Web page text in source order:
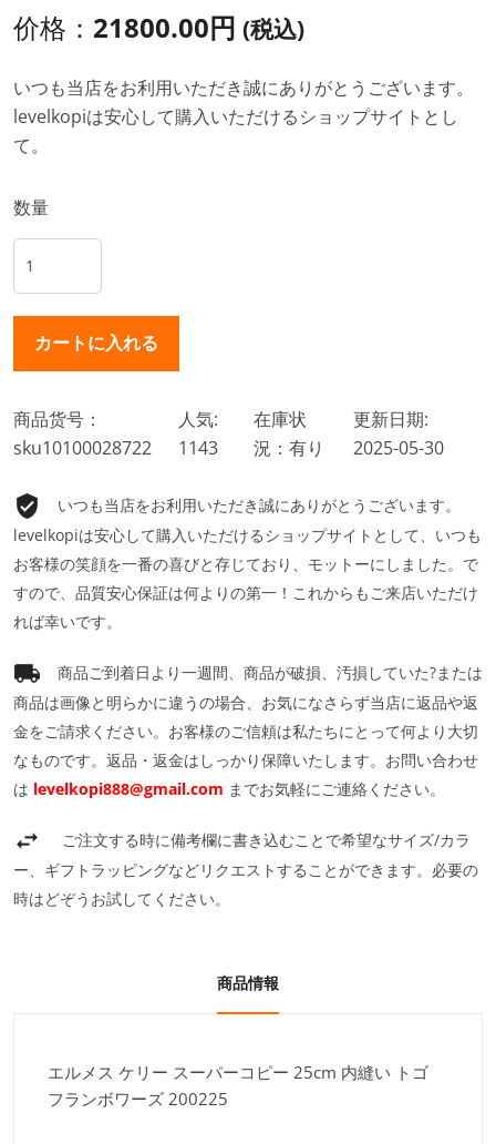
价格： 21800.00円 (税込)
いつも当店をお利用いただき誠にありがとうございます。
levelkopiは安心して購入いただけるショップサイトとし
て。
数量
商品货号：
sku10100028722
人気:
1143
在庫状
況：有り
更新日期:
2025-05-30
いつも当店をお利用いただき誠にありがとうございます。
levelkopiは安心して購入いただけるショップサイトとして、いつも
お客様の笑顔を一番の喜びと存じており、モットーにしました。で
すので、品質安心保証は何よりの第一！これからもご来店いただけ
れば幸いです。
商品ご到着日より一週間、商品が破損、汚損していた?または
商品は画像と明らかに違うの場合、お気になさらず当店に返品や返
金をご請求ください。お客様のご信頼は私たちにとって何より大切
なものです。返品・返金はしっかり保障いたします。お問い合わせ
は levelkopi888@gmail.com までお気軽にご連絡ください。
ご注文する時に備考欄に書き込むことで希望なサイズ/カラ
ー、ギフトラッピングなどリクエストすることができます。必要の
時はどぞうお試してください。
商品情報
エルメス ケリー スーパーコピー 25cm 内縫い トゴ
フランボワーズ 200225